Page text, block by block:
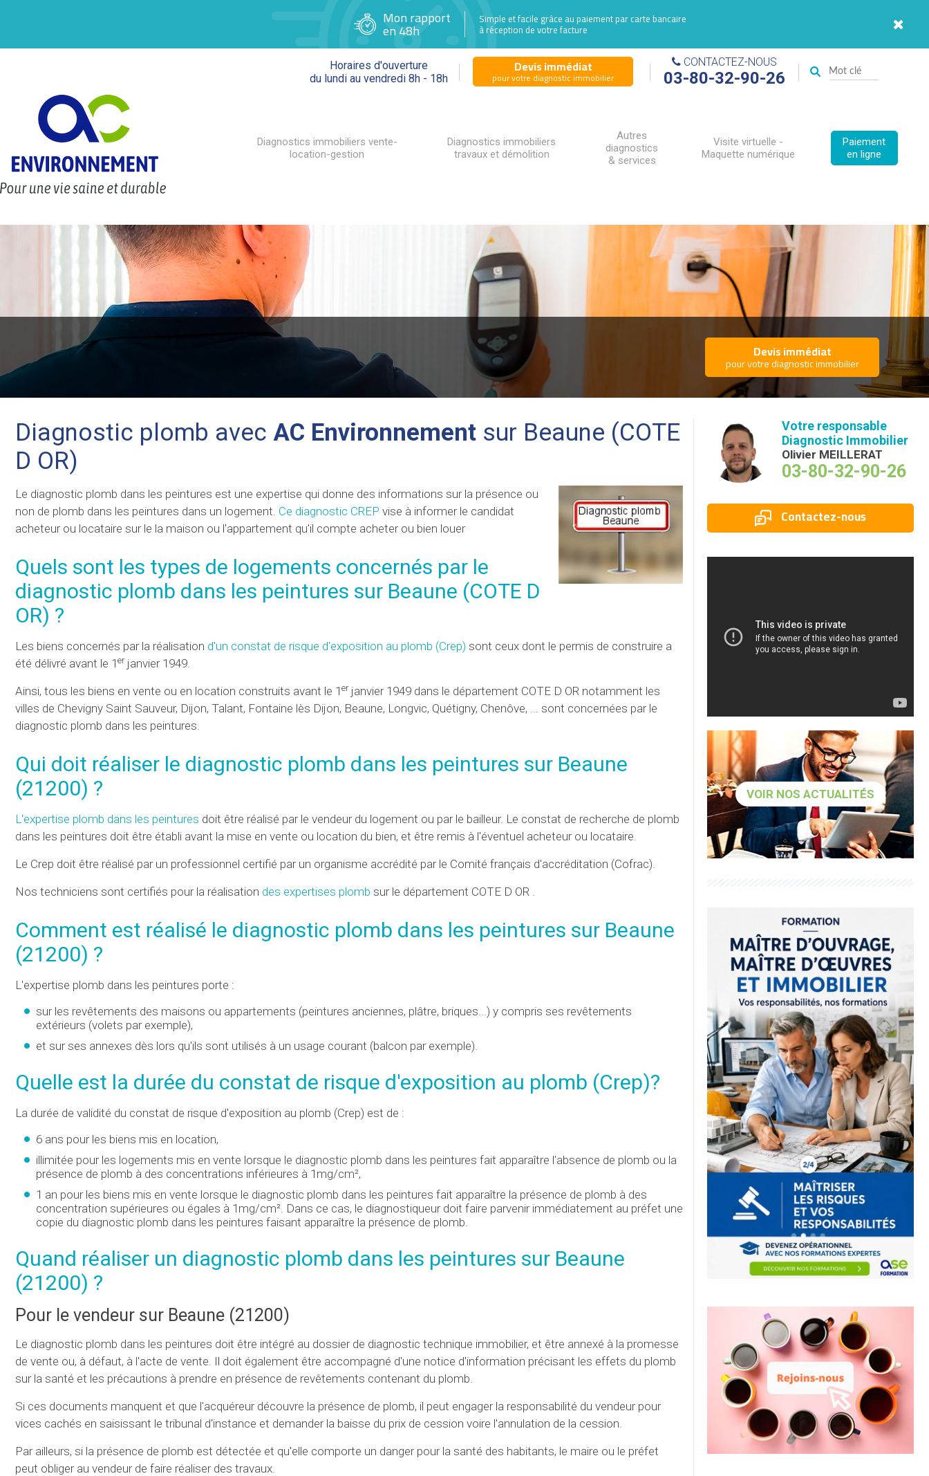
Mon rapport
en 48h
Simple et facile grâce au paiement par carte bancaire
à réception de votre facture
Horaires d'ouverture
du lundi au vendredi 8h - 18h
Devis immédiat
pour votre diagnostic immobilier
CONTACTEZ-NOUS
03-80-32-90-26
Diagnostics immobiliers vente-
location-gestion
Diagnostics immobiliers
travaux et démolition
Autres
diagnostics
& services
Visite virtuelle -
Maquette numérique
Paiement
en ligne
Devis immédiat
pour votre diagnostic immobilier
Diagnostic plomb avec AC Environnement sur Beaune (COTE
D OR)
Le diagnostic plomb dans les peintures est une expertise qui donne des informations sur la présence ou
non de plomb dans les peintures dans un logement. Ce diagnostic CREP vise à informer le candidat
acheteur ou locataire sur le la maison ou l'appartement qu'il compte acheter ou bien louer
Quels sont les types de logements concernés par le
diagnostic plomb dans les peintures sur Beaune (COTE D
OR) ?
Les biens concernés par la réalisation d'un constat de risque d'exposition au plomb (Crep) sont ceux dont le permis de construire a
été délivré avant le 1 erjanvier 1949.
Ainsi, tous les biens en vente ou en location construits avant le 1 erjanvier 1949 dans le département COTE D OR notamment les
villes de Chevigny Saint Sauveur, Dijon, Talant, Fontaine lès Dijon, Beaune, Longvic, Quétigny, Chenôve, ... sont concernées par le
diagnostic plomb dans les peintures.
Qui doit réaliser le diagnostic plomb dans les peintures sur Beaune
(21200) ?
L'expertise plomb dans les peintures doit être réalisé par le vendeur du logement ou par le bailleur. Le constat de recherche de plomb
dans les peintures doit être établi avant la mise en vente ou location du bien, et être remis à l'éventuel acheteur ou locataire.
Le Crep doit être réalisé par un professionnel certifié par un organisme accrédité par le Comité français d'accréditation (Cofrac).
Nos techniciens sont certifiés pour la réalisation des expertises plomb sur le département COTE D OR .
Comment est réalisé le diagnostic plomb dans les peintures sur Beaune
(21200) ?
L'expertise plomb dans les peintures porte :
sur les revêtements des maisons ou appartements (peintures anciennes, plâtre, briques...) y compris ses revêtements
extérieurs (volets par exemple),
et sur ses annexes dès lors qu'ils sont utilisés à un usage courant (balcon par exemple).
Quelle est la durée du constat de risque d'exposition au plomb (Crep)?
La durée de validité du constat de risque d'exposition au plomb (Crep) est de :
6 ans pour les biens mis en location,
illimitée pour les logements mis en vente lorsque le diagnostic plomb dans les peintures fait apparaître l'absence de plomb ou la
présence de plomb à des concentrations inférieures à 1mg/cm²,
1 an pour les biens mis en vente lorsque le diagnostic plomb dans les peintures fait apparaître la présence de plomb à des
concentration supérieures ou égales à 1mg/cm². Dans ce cas, le diagnostiqueur doit faire parvenir immédiatement au préfet une
copie du diagnostic plomb dans les peintures faisant apparaître la présence de plomb.
Quand réaliser un diagnostic plomb dans les peintures sur Beaune
(21200) ?
Pour le vendeur sur Beaune (21200)
Le diagnostic plomb dans les peintures doit être intégré au dossier de diagnostic technique immobilier, et être annexé à la promesse
de vente ou, à défaut, à l'acte de vente. Il doit également être accompagné d'une notice d'information précisant les effets du plomb
sur la santé et les précautions à prendre en présence de revêtements contenant du plomb.
Si ces documents manquent et que l'acquéreur découvre la présence de plomb, il peut engager la responsabilité du vendeur pour
vices cachés en saisissant le tribunal d'instance et demander la baisse du prix de cession voire l'annulation de la cession.
Par ailleurs, si la présence de plomb est détectée et qu'elle comporte un danger pour la santé des habitants, le maire ou le préfet
peut obliger au vendeur de faire réaliser des travaux.
Votre responsable
Diagnostic Immobilier
Olivier MEILLERAT
03-80-32-90-26
Contactez-nous
VOIR NOS ACTUALITÉS